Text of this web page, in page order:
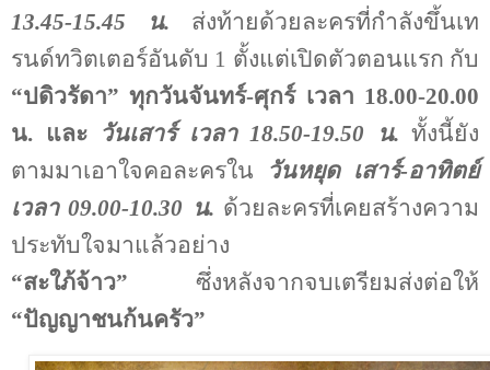
13.45-15.45 น.
ส่งท้ายด้วยละครที่กำลังขึ้นเท
รนด์ทวิตเตอร์อันดับ 1 ตั้งแต่เปิดตัวตอนแรก กับ
“ปดิวรัดา” ทุกวันจันทร์-ศุกร์ เวลา 18.00-20.00
น. และ วันเสาร์ เวลา 18.50-19.50 น. ทั้งนี้ยัง
ตามมาเอาใจคอละครใน
วันหยุด เสาร์-อาทิตย์
เวลา 09.00-10.30 น. ด้วยละครที่เคยสร้างความ
ประทับใจมาแล้วอย่าง
“สะใภ้จ้าว” ซึ่งหลังจากจบเตรียมส่งต่อให้
“ปัญญาชนก้นครัว”